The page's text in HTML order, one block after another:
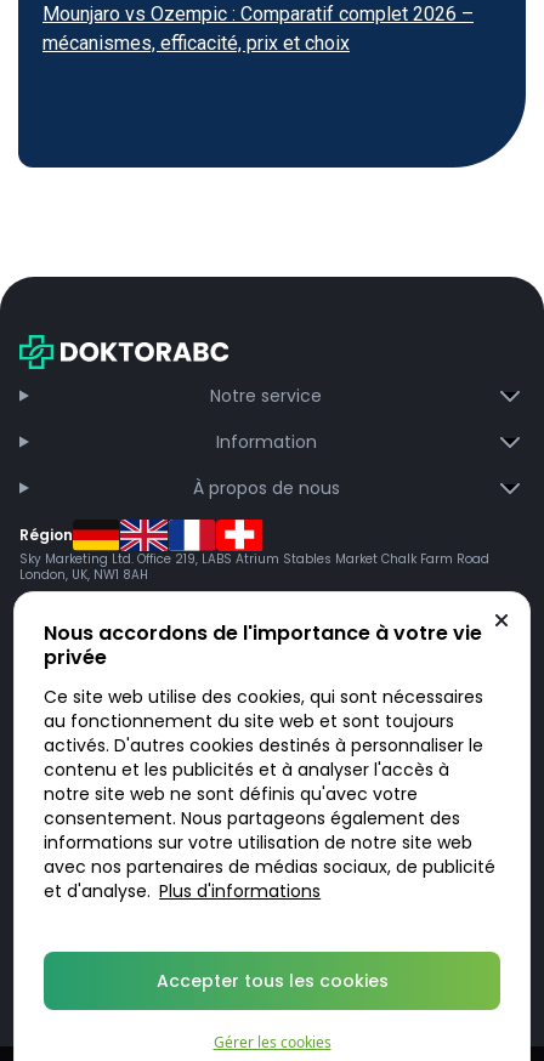
Mounjaro vs Ozempic : Comparatif complet 2026 –
mécanismes, efficacité, prix et choix
Notre service
Information
À propos de nous
Région
Sky Marketing Ltd. Office 219, LABS Atrium Stables Market Chalk Farm Road
London, UK, NW1 8AH
Doktorabc.com est une plateforme de mise en relation et n’est pas une
pharmacie en ligne. Nous ne vendons ni ne livrons de médicaments ou
autres produits. Les informations sur les produits, médicaments et prix
n’ont pas valeur d’offre. Vous êtes responsable du respect des lois en
vigueur dans votre pays. L’utilisation du site se fait à vos risques et sous
votre responsabilité. Vous visitez et utilisez ce site de votre propre
initiative.
Nous accordons de l'importance à votre vie
privée
Ce site web utilise des cookies, qui sont nécessaires
au fonctionnement du site web et sont toujours
activés. D'autres cookies destinés à personnaliser le
contenu et les publicités et à analyser l'accès à
notre site web ne sont définis qu'avec votre
consentement. Nous partageons également des
informations sur votre utilisation de notre site web
avec nos partenaires de médias sociaux, de publicité
et d'analyse. Plus d'informations
Accepter tous les cookies
Gérer les cookies